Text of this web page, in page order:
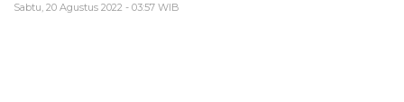
Sabtu, 20 Agustus 2022 - 03:57 WIB